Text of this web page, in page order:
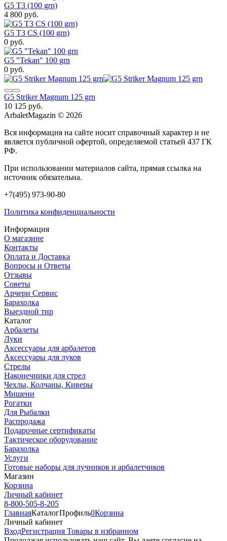
G5 T3 (100 grn)
4 800 руб.
G5 T3 CS (100 grn)
0 руб.
G5 "Tekan" 100 grn
0 руб.
G5 Striker Magnum 125 grn
10 125 руб.
ArbaletMagazin © 2026
Вся информация на сайте носит справочный характер и не
является публичной офертой, определяемой статьей 437 ГК
РФ.
При использовании материалов сайта, прямая ссылка на
источник обязательна.
+7(495) 973-90-80
Политика конфиденциальности
Информация
О магазине
Контакты
Оплата и Доставка
Вопросы и Ответы
Отзывы
Советы
Арчери Сервис
Барахолка
Выездной тир
Каталог
Арбалеты
Луки
Аксессуары для арбалетов
Аксессуары для луков
Стрелы
Наконечники для стрел
Чехлы, Колчаны, Киверы
Мишени
Рогатки
Для Рыбалки
Распродажа
Подарочные сертификаты
Тактическое оборудование
Барахолка
Услуги
Готовые наборы для лучников и арбалетчиков
Магазин
Корзина
Личный кабинет
8-800-505-8-205
ГлавнаяКаталогПрофиль0Корзина
Личный кабинет
ВходРегистрация Товары в избранном